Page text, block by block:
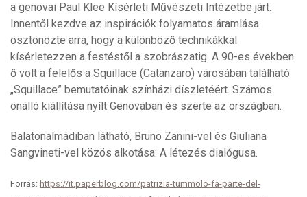
a genovai Paul Klee Kísérleti Művészeti Intézetbe járt.
Innentől kezdve az inspirációk folyamatos áramlása
ösztönözte arra, hogy a különböző technikákkal
kísérletezzen a festéstől a szobrászatig. A 90-es években
ő volt a felelős a Squillace (Catanzaro) városában található
„Squillace” bemutatóinak színházi díszletéért. Számos
önálló kiállítása nyílt Genovában és szerte az országban.
Balatonalmádiban látható, Bruno Zanini-vel és Giuliana
Sangvineti-vel közös alkotása: A létezés dialógusa.
Forrás: https://it.paperblog.com/patrizia-tummolo-fa-parte-del-